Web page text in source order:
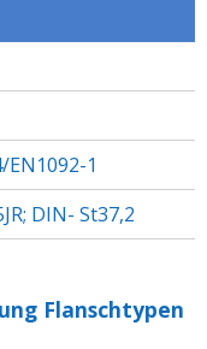
EN1092-1
DIN- St37,2
Flanschtypen